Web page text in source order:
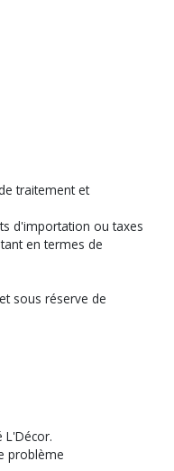
traitement et
d'importation ou taxes
en termes de
sous réserve de
problème